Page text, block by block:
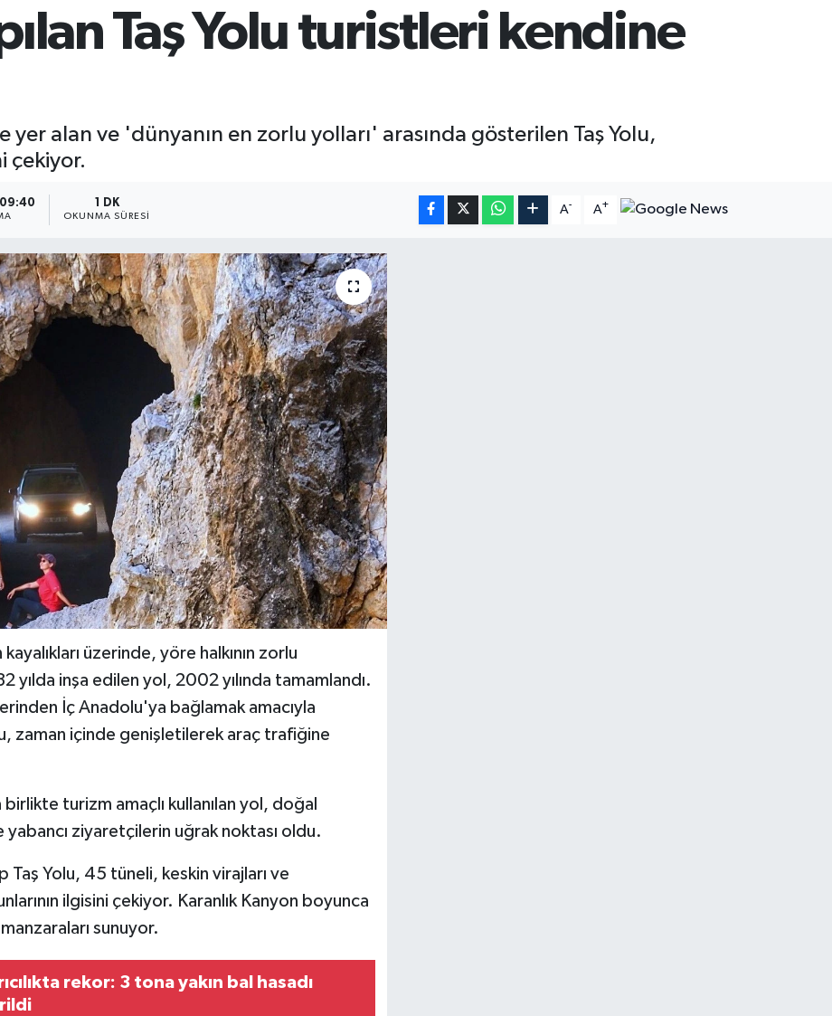
Taş Yolu turistleri kendine
yer alan ve 'dünyanın en zorlu yolları' arasında gösterilen Taş Yolu,
çekiyor.
09:40 1 DK
OKUNMA SÜRESI
A- A+
üzerinde, yöre halkının zorlu
inşa edilen yol, 2002 yılında tamamlandı.
İç Anadolu'ya bağlamak amacıyla
zaman içinde genişletilerek araç trafiğine
turizm amaçlı kullanılan yol, doğal
ziyaretçilerin uğrak noktası oldu.
Taş Yolu, 45 tüneli, keskin virajları ve
ilgisini çekiyor. Karanlık Kanyon boyunca
sunuyor.
rekor: 3 tona yakın bal hasadı